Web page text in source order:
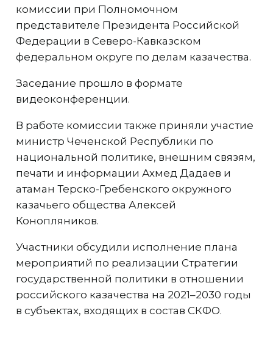
комиссии при Полномочном
представителе Президента Российской
Федерации в Северо-Кавказском
федеральном округе по делам казачества.
Заседание прошло в формате
видеоконференции.
В работе комиссии также приняли участие
министр Чеченской Республики по
национальной политике, внешним связям,
печати и информации Ахмед Дадаев и
атаман Терско-Гребенского окружного
казачьего общества Алексей
Конопляников.
Участники обсудили исполнение плана
мероприятий по реализации Стратегии
государственной политики в отношении
российского казачества на 2021–2030 годы
в субъектах, входящих в состав СКФО.